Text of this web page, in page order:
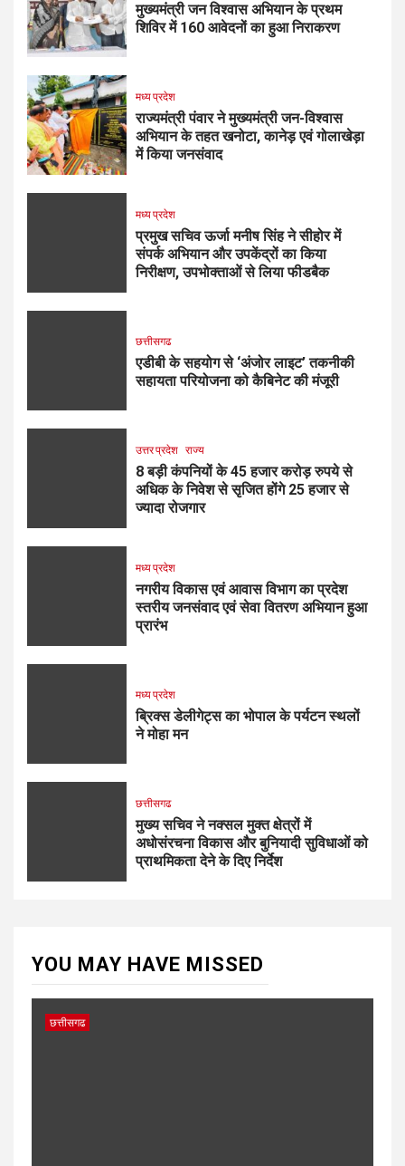
मुख्यमंत्री जन विश्वास अभियान के प्रथम
शिविर में 160 आवेदनों का हुआ निराकरण
मध्य प्रदेश
राज्यमंत्री पंवार ने मुख्यमंत्री जन-विश्वास
अभियान के तहत खनोटा, कानेड़ एवं गोलाखेड़ा
में किया जनसंवाद
मध्य प्रदेश
प्रमुख सचिव ऊर्जा मनीष सिंह ने सीहोर में
संपर्क अभियान और उपकेंद्रों का किया
निरीक्षण, उपभोक्ताओं से लिया फीडबैक
छत्तीसगढ
एडीबी के सहयोग से ‘अंजोर लाइट’ तकनीकी
सहायता परियोजना को कैबिनेट की मंजूरी
उत्तर प्रदेश राज्य
8 बड़ी कंपनियों के 45 हजार करोड़ रुपये से
अधिक के निवेश से सृजित होंगे 25 हजार से
ज्यादा रोजगार
मध्य प्रदेश
नगरीय विकास एवं आवास विभाग का प्रदेश
स्तरीय जनसंवाद एवं सेवा वितरण अभियान हुआ
प्रारंभ
मध्य प्रदेश
ब्रिक्स डेलीगेट्स का भोपाल के पर्यटन स्थलों
ने मोहा मन
छत्तीसगढ
मुख्य सचिव ने नक्सल मुक्त क्षेत्रों में
अधोसंरचना विकास और बुनियादी सुविधाओं को
प्राथमिकता देने के दिए निर्देश
YOU MAY HAVE MISSED
छत्तीसगढ